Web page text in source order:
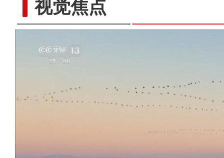
视觉焦点新疆图木舒克：南草北种 沙